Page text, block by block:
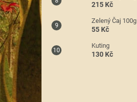
215 Kč
Zelený Čaj 100g
55 Kč
Kuting
130 Kč